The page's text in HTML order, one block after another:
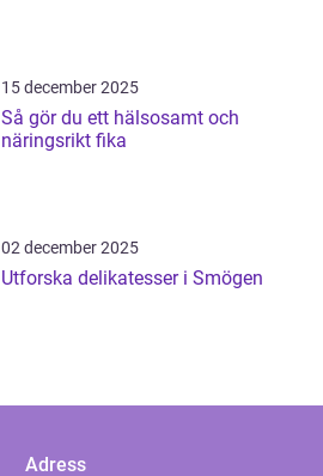
15 december 2025
Så gör du ett hälsosamt och
näringsrikt fika
02 december 2025
Utforska delikatesser i Smögen
Adress